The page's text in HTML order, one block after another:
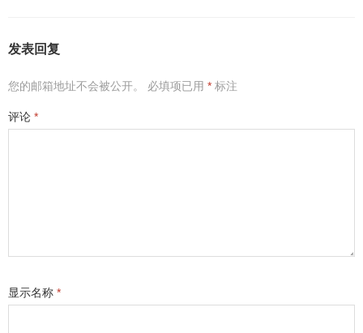
发表回复
您的邮箱地址不会被公开。 必填项已用 * 标注
评论 *
显示名称 *